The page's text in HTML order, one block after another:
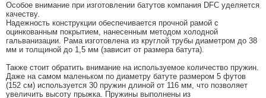
Особое внимание при изготовлении батутов компания DFC уделяется
качеству.
Надежность конструкции обеспечивается прочной рамой с
оцинкованным покрытием, нанесенным методом холодной
гальванизации. Рама изготовлена из круглой трубы диаметром до 38
мм и толщиной до 1,5 мм (зависит от размера батута).
Также стоит обратить внимание на используемое количество пружин.
Даже на самом маленьком по диаметру батуте размером 5 футов
(152 см) используется 30 пружин длиной от 116 мм, что позволяет
увеличить высоту прыжка. Пружины выполнены из